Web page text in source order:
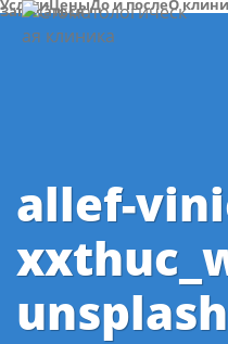
УслугиЦеныДо и послеО
Записаться
allef-